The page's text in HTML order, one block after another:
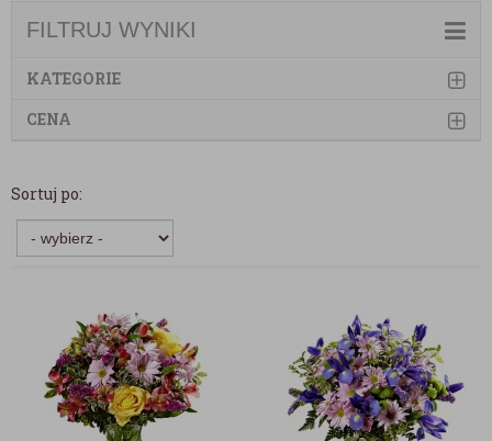
FILTRUJ WYNIKI
KATEGORIE
CENA
Sortuj po: